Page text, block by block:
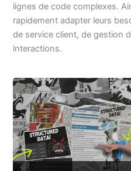
lignes de code complexes.
rapidement adapter leurs
de service client, de gestion
interactions.